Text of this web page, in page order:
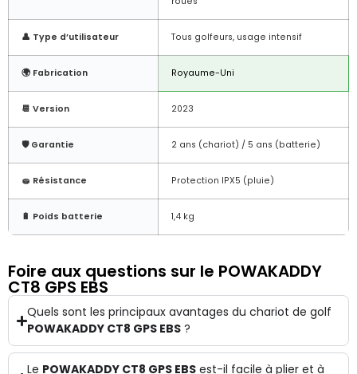
👤 Type d’utilisateur Tous golfeurs, usage intensif
🌍 Fabrication Royaume-Uni
📆 Version 2023
🛡️ Garantie 2 ans (chariot) / 5 ans (batterie)
🧽 Résistance Protection IPX5 (pluie)
🔋 Poids batterie 1,4 kg
Foire aux questions sur le POWAKADDY
CT8 GPS EBS
Quels sont les principaux avantages du chariot de golf
POWAKADDY CT8 GPS EBS ?
Le POWAKADDY CT8 GPS EBS est-il facile à plier et à